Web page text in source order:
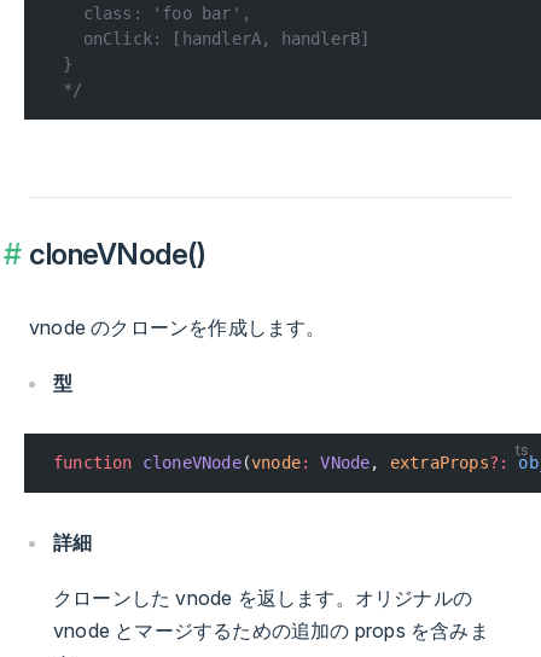
   class: 'foo bar',
   onClick: [handlerA, handlerB]
}
*/
cloneVNode()
vnode のクローンを作成します。
型
ts
function cloneVNode(vnode: VNode, extraProps?:
詳細
クローンした vnode を返します。オリジナルの
vnode とマージするための追加の props を含みま